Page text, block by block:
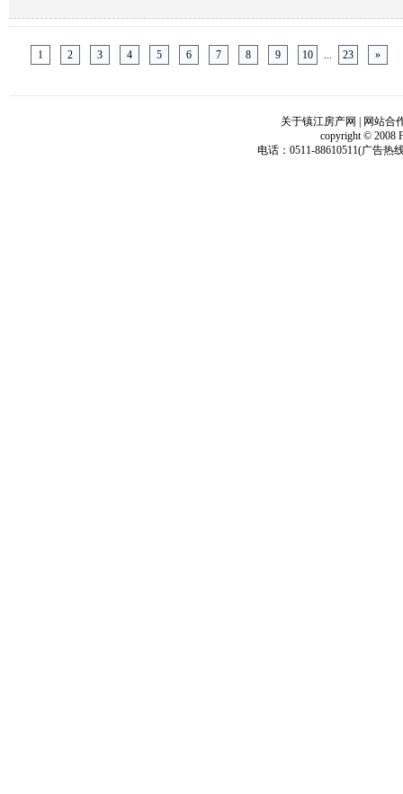
1 2 3 4 5 6 7 8 9 10 ... 23 »
关于镇江房产网
网站合
copyright © 2008
电话：0511-88610511(广告热